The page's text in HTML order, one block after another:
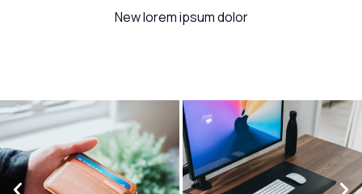
New lorem ipsum dolor